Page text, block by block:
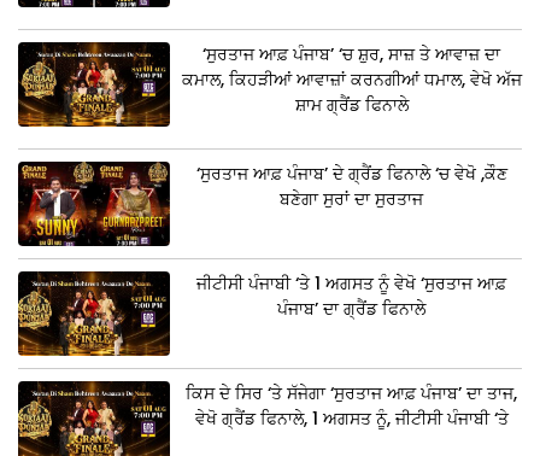
‘ਸੁਰਤਾਜ ਆਫ਼ ਪੰਜਾਬ’ ‘ਚ ਸ਼ੁਰ, ਸਾਜ਼ ਤੇ ਆਵਾਜ਼ ਦਾ
ਕਮਾਲ, ਕਿਹੜੀਆਂ ਆਵਾਜ਼ਾਂ ਕਰਨਗੀਆਂ ਧਮਾਲ, ਵੇਖੋ ਅੱਜ
ਸ਼ਾਮ ਗ੍ਰੈਂਡ ਫਿਨਾਲੇ
‘ਸੁਰਤਾਜ ਆਫ਼ ਪੰਜਾਬ’ ਦੇ ਗ੍ਰੈਂਡ ਫਿਨਾਲੇ ‘ਚ ਵੇਖੋ ,ਕੌਣ
ਬਣੇਗਾ ਸੁਰਾਂ ਦਾ ਸੁਰਤਾਜ
ਜੀਟੀਸੀ ਪੰਜਾਬੀ ‘ਤੇ 1 ਅਗਸਤ ਨੂੰ ਵੇਖੋ ‘ਸੁਰਤਾਜ ਆਫ਼
ਪੰਜਾਬ’ ਦਾ ਗ੍ਰੈਂਡ ਫਿਨਾਲੇ
ਕਿਸ ਦੇ ਸਿਰ ‘ਤੇ ਸੱਜੇਗਾ ‘ਸੁਰਤਾਜ ਆਫ਼ ਪੰਜਾਬ’ ਦਾ ਤਾਜ,
ਵੇਖੋ ਗ੍ਰੈਂਡ ਫਿਨਾਲੇ, 1 ਅਗਸਤ ਨੂੰ, ਜੀਟੀਸੀ ਪੰਜਾਬੀ ‘ਤੇ